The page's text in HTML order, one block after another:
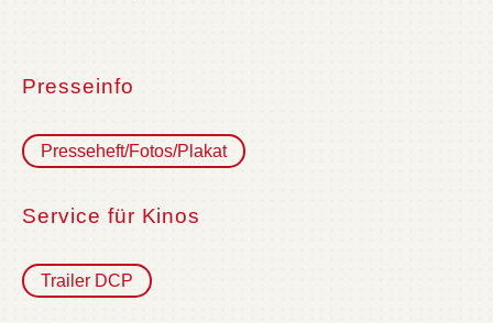
Presseinfo
Presseheft/Fotos/Plakat
Service für Kinos
Trailer DCP